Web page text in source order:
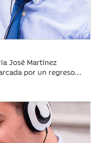
José Martínez
por un regreso
frente a la que los
ligeros repuntes en
Federal reforzaron
ligeramente las